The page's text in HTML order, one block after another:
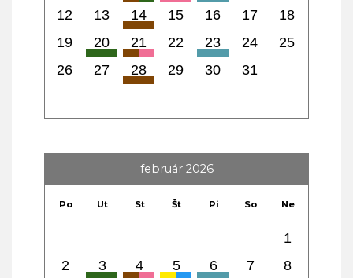
12
13 14 15 16 17
18
19
20 21 22 23 24
25
26
27 28 29 30 31
február 2026
Po Ut St Št Pi So Ne
1
2
3 4 5 6 7
8